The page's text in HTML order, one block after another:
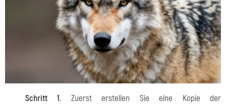
Schritt 1. Zuerst erstellen Sie eine Kopie der